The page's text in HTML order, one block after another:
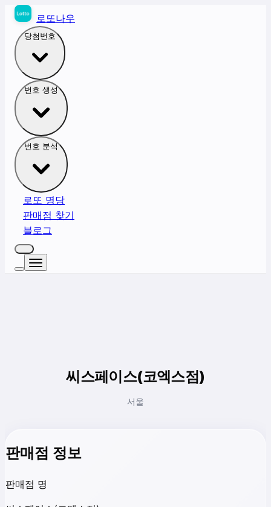
로또나우
당첨번호
번호 생성
번호 분석
로또 명당
판매점 찾기
블로그
씨스페이스(코엑스점)
서울
판매점 정보
판매점 명